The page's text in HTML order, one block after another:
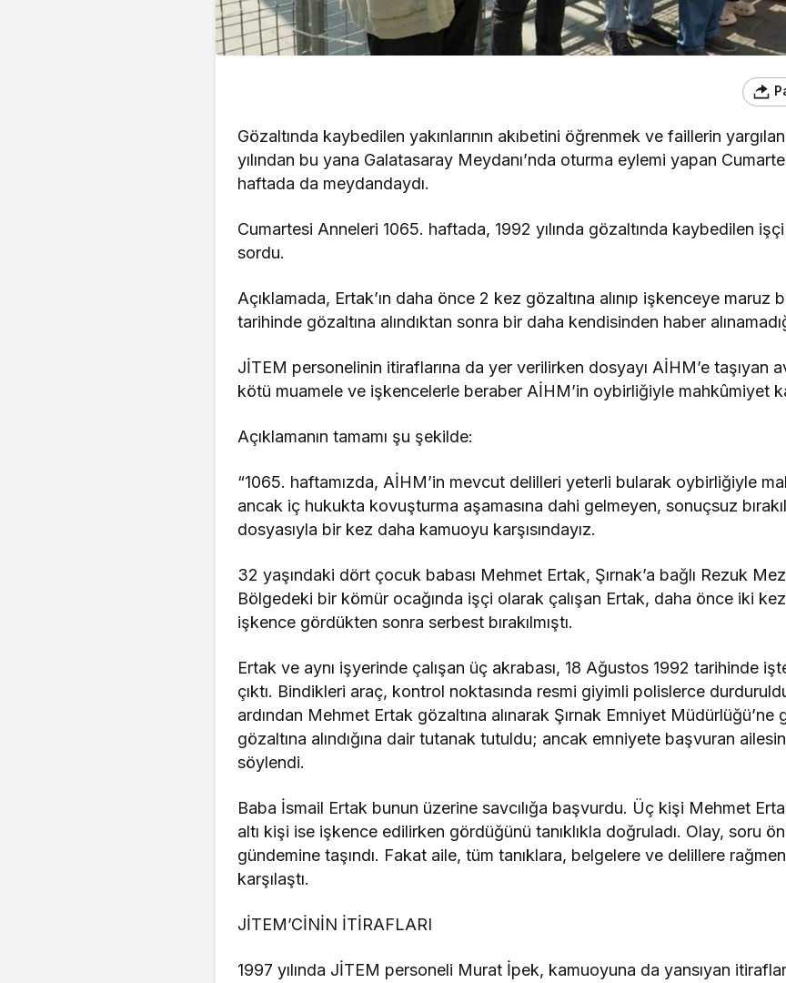
Gözaltında kaybedilen yakınlarının akıbetini öğrenmek ve faillerin
yılından bu yana Galatasaray Meydanı’nda oturma eylemi yapan
haftada da meydandaydı.
Cumartesi Anneleri 1065. haftada, 1992 yılında gözaltında kaybedilen işçi
sordu.
Açıklamada, Ertak’ın daha önce 2 kez gözaltına alınıp işkenceye maruz
tarihinde gözaltına alındıktan sonra bir daha kendisinden haber
JİTEM personelinin itiraflarına da yer verilirken dosyayı AİHM’e taşıyan
kötü muamele ve işkencelerle beraber AİHM’in oybirliğiyle mahkûmiyet
Açıklamanın tamamı şu şekilde:
“1065. haftamızda, AİHM’in mevcut delilleri yeterli bularak oybirliğiyle
ancak iç hukukta kovuşturma aşamasına dahi gelmeyen, sonuçsuz
dosyasıyla bir kez daha kamuoyu karşısındayız.
32 yaşındaki dört çocuk babası Mehmet Ertak, Şırnak’a bağlı Rezuk
Bölgedeki bir kömür ocağında işçi olarak çalışan Ertak, daha önce iki kez
işkence gördükten sonra serbest bırakılmıştı.
Ertak ve aynı işyerinde çalışan üç akrabası, 18 Ağustos 1992 tarihinde
çıktı. Bindikleri araç, kontrol noktasında resmi giyimli polislerce
ardından Mehmet Ertak gözaltına alınarak Şırnak Emniyet Müdürlüğü’ne
gözaltına alındığına dair tutanak tutuldu; ancak emniyete başvuran
söylendi.
Baba İsmail Ertak bunun üzerine savcılığa başvurdu. Üç kişi Mehmet
altı kişi ise işkence edilirken gördüğünü tanıklıkla doğruladı. Olay, soru
gündemine taşındı. Fakat aile, tüm tanıklara, belgelere ve delillere
karşılaştı.
JİTEM’CİNİN İTİRAFLARI
1997 yılında JİTEM personeli Murat İpek, kamuoyuna da yansıyan